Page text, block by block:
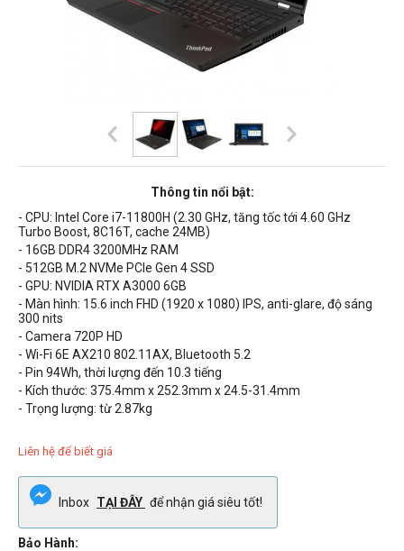
Thông tin nổi bật:
- CPU: Intel Core i7-11800H (2.30 GHz, tăng tốc tới 4.60 GHz
Turbo Boost, 8C16T, cache 24MB)
- 16GB DDR4 3200MHz RAM
- 512GB M.2 NVMe PCIe Gen 4 SSD
- GPU: NVIDIA RTX A3000 6GB
- Màn hình: 15.6 inch FHD (1920 x 1080) IPS, anti-glare, độ sáng
300 nits
- Camera 720P HD
- Wi-Fi 6E AX210 802.11AX, Bluetooth 5.2
- Pin 94Wh, thời lượng đến 10.3 tiếng
- Kích thước: 375.4mm x 252.3mm x 24.5-31.4mm
- Trọng lượng: từ2.87kg
Liên hệ để biết giá
Inbox TẠI ĐÂY để nhận giá siêu tốt!
Bảo Hành: